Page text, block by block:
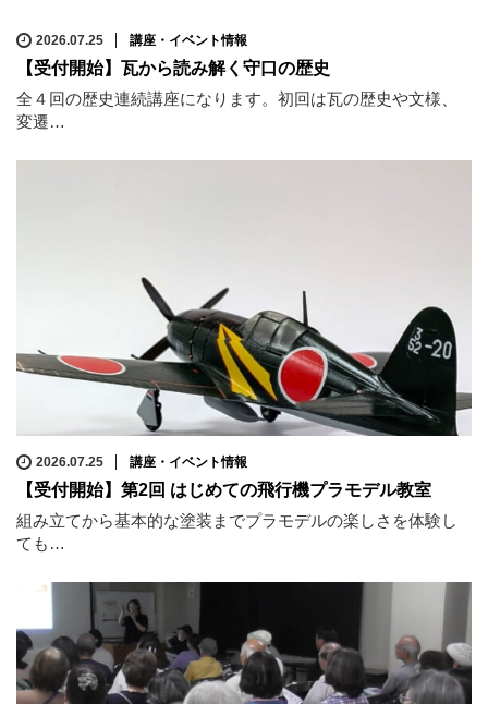
2026.07.25 講座・イベント情報
【受付開始】瓦から読み解く守口の歴史
全４回の歴史連続講座になります。初回は瓦の歴史や文様、
変遷…
2026.07.25 講座・イベント情報
【受付開始】第2回 はじめての飛行機プラモデル教室
組み立てから基本的な塗装までプラモデルの楽しさを体験し
ても…